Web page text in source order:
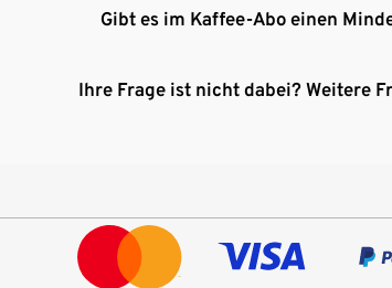
Gibt es im Kaffee-Abo einen
Ihre Frage ist nicht dabei? Weitere